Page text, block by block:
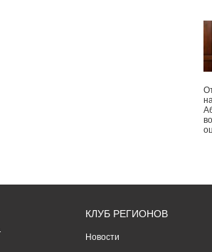
КЛУБ РЕГИОНОВ
Новости